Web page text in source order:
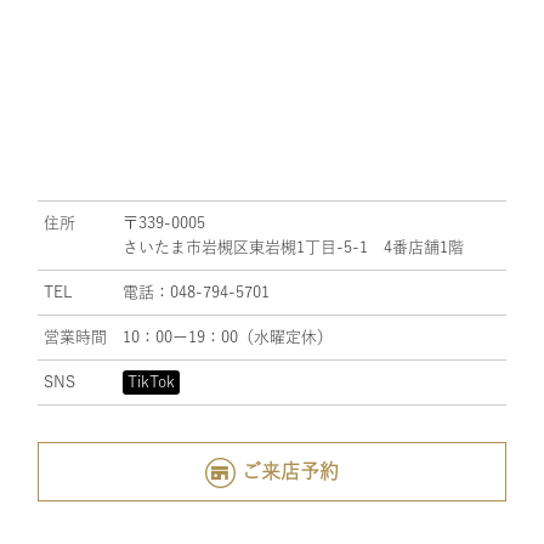
住所
〒339-0005
さいたま市岩槻区東岩槻1丁目-5-1 4番店舗1階
TEL 電話：048-794-5701
営業時間 10：00ー19：00（水曜定休）
SNS TikTok
ご来店予約